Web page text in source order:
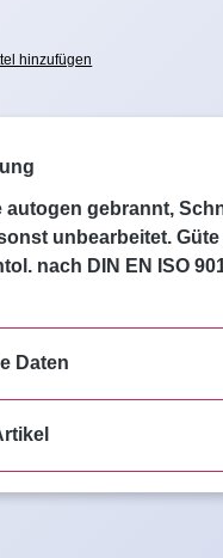
hinzufügen
autogen gebrannt,
unbearbeitet. Güte
nach DIN EN ISO
Daten